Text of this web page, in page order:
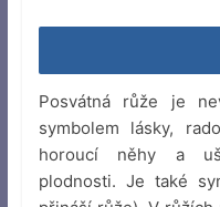
Posvátná růže je
symbolem lásky,
horoucí něhy a
plodnosti. Je také